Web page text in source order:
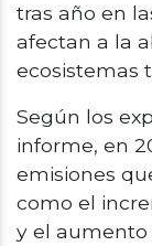
tras año en
afectan a la
ecosistemas
Según los
informe, en
emisiones
como el
y el aumento